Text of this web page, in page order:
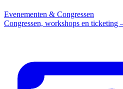
Evenementen & Congressen
Congressen, workshops en